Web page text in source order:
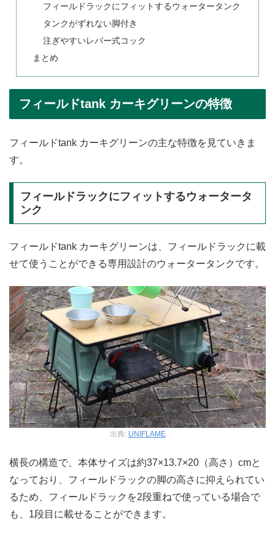
フィールドラックにフィットするウォータータンク
タンクがずれない脚付き
注ぎやすいレバー式コック
まとめ
フィールドtank カーキグリーンの特徴
フィールドtank カーキグリーンの主な特徴を見ていきま
す。
フィールドラックにフィットするウォータータ
ンク
フィールドtank カーキグリーンは、フィールドラックに載
せて使うことができる専用設計のウォータータンクです。
出典: UNIFLAME
横長の構造で、本体サイズは約37×13.7×20（高さ）cmと
なっており、フィールドラックの脚の高さに抑えられてい
るため、フィールドラックを2段重ねで使っている場合で
も、1段目に載せることができます。